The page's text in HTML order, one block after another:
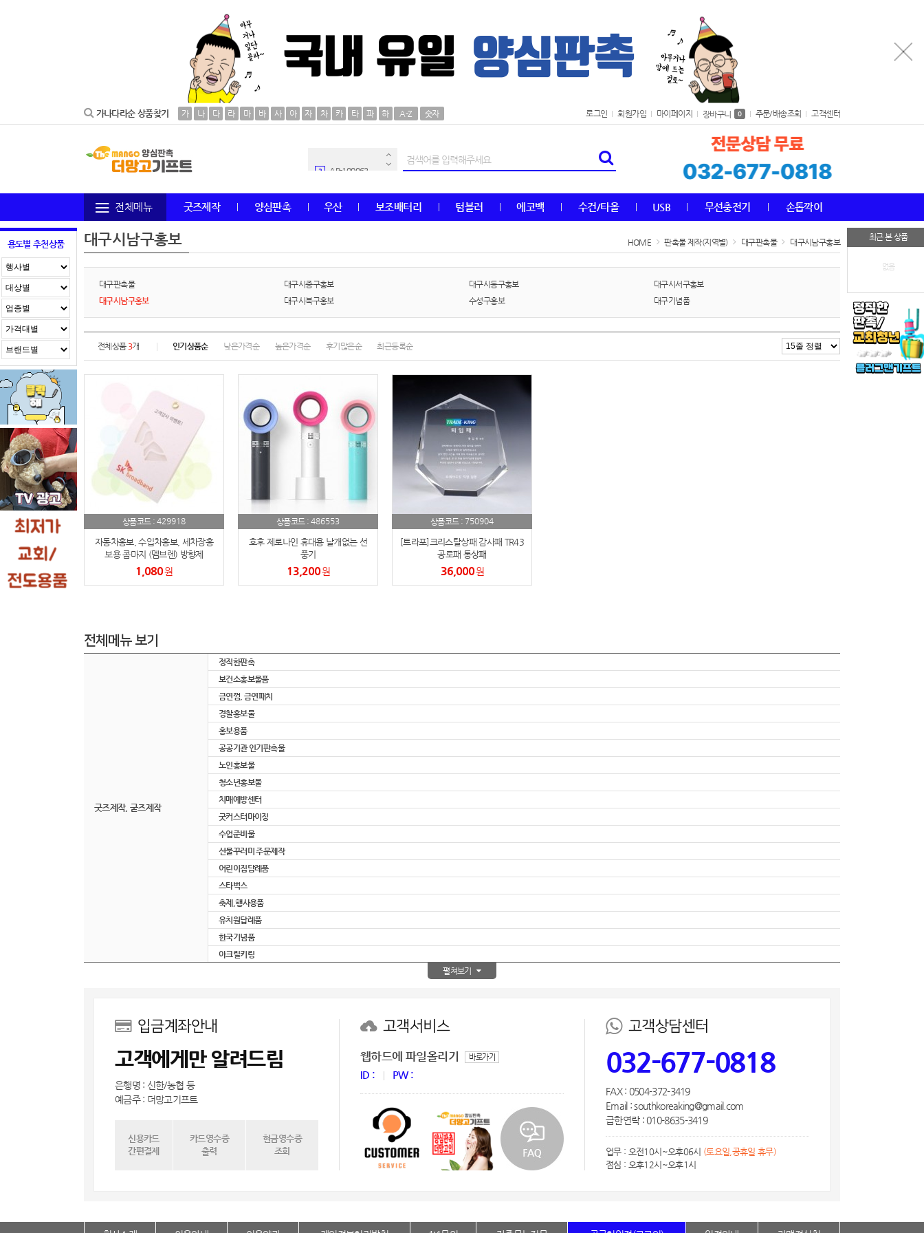
가나다라순 상품찾기 가 나 다 라 마 바 사 아 자 차 카 타 파 하 A-Z 숫자 로그인 회원가입 마이페이지 장바구니 0 주문/배송조회 고객센터
4 수건
볼펜
6 양심판촉
텀블러
10 AP-100125
11
14 에코백
16 쿠션
20 구급
24 손톱깍이
28 AP-100150
전체메뉴 굿즈제작 양심판촉 우산 보조배터리 텀블러 에코백 수건/타올 USB 무선충전기 손톱깍이
용도별 추천상품
최근 본 상품
없음
대구시남구홍보 HOME 판촉물 제작(지역별) 대구판촉물 대구시남구홍보
대구판촉물 대구시중구홍보 대구시동구홍보
대구시서구홍보
대구시남구홍보
대구시북구홍보 수성구홍보 대구기념품
전체상품 3개 인기상품순 낮은가격순 높은가격순 후기많은순 최근등록순
상품코드 : 429918
자동차홍보, 수입차홍보, 세차장홍
보용 콤마지 (멤브렌) 방향제
1,080원
상품코드 : 486553
호후 제로나인 휴대용 날개없는 선
풍기
13,200원
상품코드 : 750904
[트라포]크리스탈상패 감사패 TR43
공로패 통상패
36,000원
전체메뉴 보기
굿즈제작, 굳즈제작
정직한판촉
보건소홍보물품
금연껌, 금연패치
경찰홍보물
홍보용품
공공기관 인기판촉물
노인홍보물
청소년홍보물
치매예방센터
굿커스터마이징
수업준비물
선물꾸러미 주문제작
어린이집답례품
스타벅스
축제,행사용품
유치원답례품
한국기념품
아크릴키링
펼쳐보기
입금계좌안내
고객에게만 알려드림
은행명 : 신한/농협 등
예금주 : 더망고기프트
신용카드
간편결제
카드영수증
출력
현금영수증
조회
고객서비스
웹하드에 파일올리기 바로가기
ID : PW :
고객상담센터
032-677-0818
FAX : 0504-372-3419
Email : southkoreaking@gmail.com
급한연락 : 010-8635-3419
업무 : 오전10시~오후06시 (토요일,공휴일 휴무)
점심 : 오후12시~오후1시